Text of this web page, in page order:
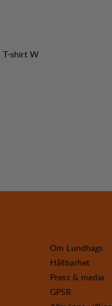
T-shirt W
Om Lundhags
Hållbarhet
Press & media
GPSR